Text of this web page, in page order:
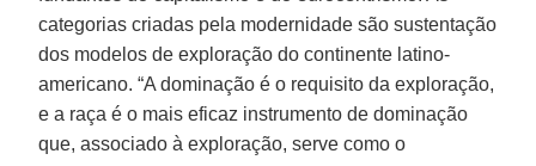
categorias criadas pela modernidade são sustentação
dos modelos de exploração do continente latino-
americano. “A dominação é o requisito da exploração,
e a raça é o mais eficaz instrumento de dominação
que, associado à exploração, serve como o